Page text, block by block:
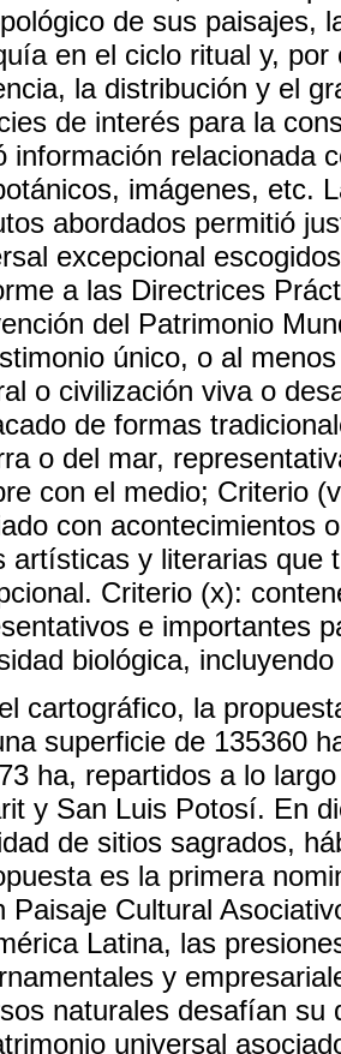
de sus paisajes,
en el ciclo ritual y,
la distribución y el
de interés para la
información relacionada
imágenes, etc.
abordados permitió
excepcional
a las Directrices
del Patrimonio
único, o al
o civilización viva o
de formas
o del mar,
con el medio; Criterio
con acontecimientos
artísticas y literarias que
Criterio (x):
e importantes
biológica,
cartográfico, la
superficie de 135360
ha, repartidos a lo
y San Luis Potosí. En
de sitios sagrados,
es la primera
Paisaje Cultural
Latina, las
y
naturales desafían su
universal